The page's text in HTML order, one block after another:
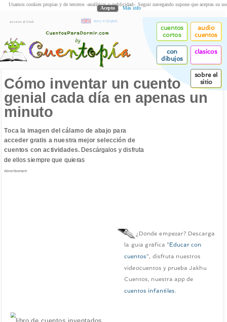
acceso al Club story in English
cuentos
cortos
audio
cuentos
con
dibujos
clasicos
sobre el
sitio
Cómo inventar un cuento
genial cada día en apenas un
minuto
Toca la imagen del cálamo de abajo para
acceder gratis a nuestra mejor selección de
cuentos con actividades.Descárgalos y disfruta
de ellos siempre que quieras
Advertisement
¿Dónde empezar? Descarga
la guía gráfica "Educar con
cuentos", disfruta nuestros
videocuentos y prueba Jakhu
Cuentos, nuestra app de
cuentos infantiles
Usamos cookies propias y de terceros -analíticas y publicidad-. Seguir navegando supone que aceptas su
Acepto Más info